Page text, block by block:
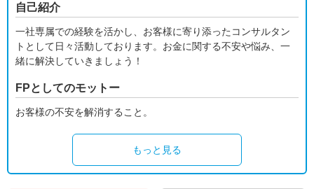
自己紹介
一社専属での経験を活かし、お客様に寄り添ったコンサルタン
トとして日々活動しております。お金に関する不安や悩み、一
緒に解決していきましょう！
FPとしてのモットー
お客様の不安を解消すること。
もっと見る